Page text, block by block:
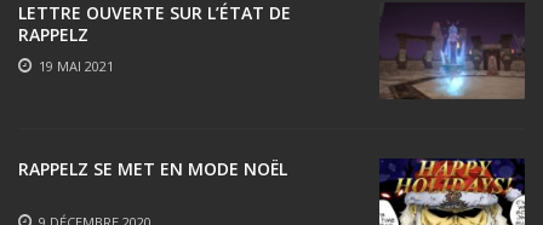
LETTRE OUVERTE SUR L’ÉTAT DE
RAPPELZ
19 MAI 2021
RAPPELZ SE MET EN MODE NOËL